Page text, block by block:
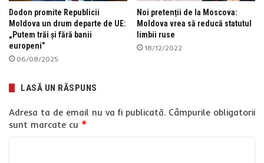
Dodon promite Republicii
Moldova un drum departe de UE:
„Putem trăi și fără banii
europeni”
06/08/2025
Noi pretenții de la Moscova:
Moldova vrea să reducă statutul
limbii ruse
18/12/2022
LASĂ UN RĂSPUNS
Adresa ta de email nu va fi publicată. Câmpurile obligatorii
sunt marcate cu *